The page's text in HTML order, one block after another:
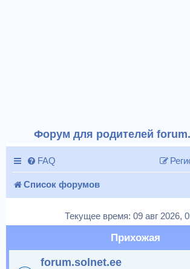
Форум для родителей
FAQ
Список форумов
Текущее время: 09 авг 2026,
Прихожая
forum.solnet.ee